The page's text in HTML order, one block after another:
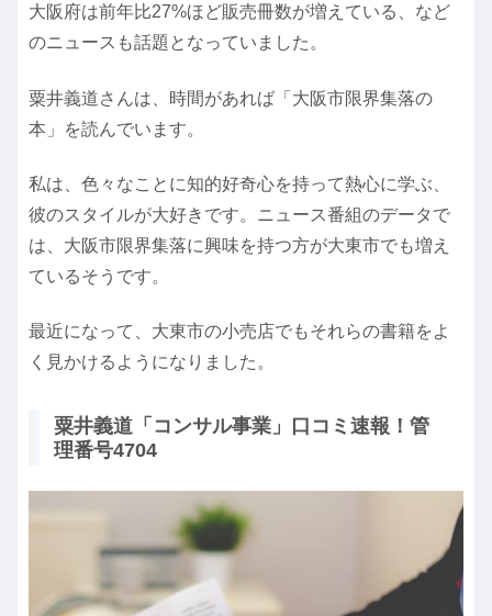
大阪府は前年比27%ほど販売冊数が増えている、など
のニュースも話題となっていました。
粟井義道さんは、時間があれば「大阪市限界集落の
本」を読んでいます。
私は、色々なことに知的好奇心を持って熱心に学ぶ、
彼のスタイルが大好きです。ニュース番組のデータで
は、大阪市限界集落に興味を持つ方が大東市でも増え
ているそうです。
最近になって、大東市の小売店でもそれらの書籍をよ
く見かけるようになりました。
粟井義道「コンサル事業」口コミ速報！管
理番号4704